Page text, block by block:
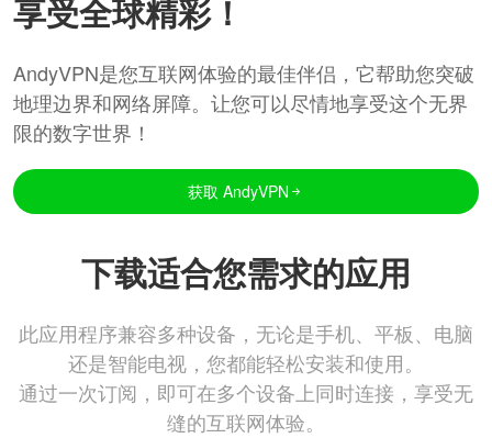
享受全球精彩！
AndyVPN是您互联网体验的最佳伴侣，它帮助您突破
地理边界和网络屏障。让您可以尽情地享受这个无界
限的数字世界！
获取 AndyVPN
下载适合您需求的应用
此应用程序兼容多种设备，无论是手机、平板、电脑
还是智能电视，您都能轻松安装和使用。
通过一次订阅，即可在多个设备上同时连接，享受无
缝的互联网体验。